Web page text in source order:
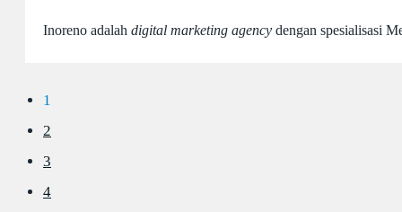
Inoreno adalah digital marketing agency dengan spesialisasi
1
2
3
4